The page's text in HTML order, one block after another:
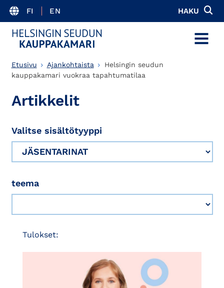
FI EN HAKU
MENU
Etusivu Ajankohtaista
Helsingin seudun
kauppakamari vuokraa tapahtumatilaa
Artikkelit
Valitse sisältötyyppi
teema
Tulokset: